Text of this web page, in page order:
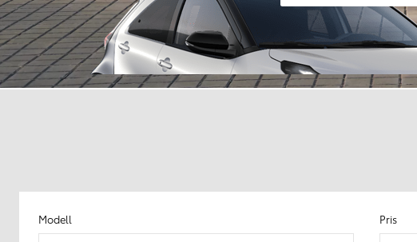
Modell Pris